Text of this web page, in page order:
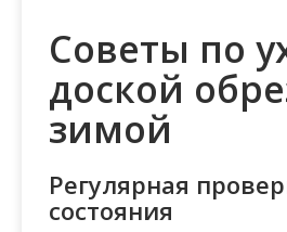
Советы по
доской
зимой
Регулярная
состояния